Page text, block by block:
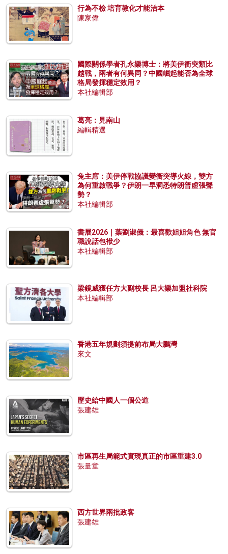
行為不檢 培育教化才能治本
陳家偉
國際關係學者孔永樂博士：將美伊衝突類比
越戰，兩者有何異同？中國崛起能否為全球
格局發揮穩定效用？
本社編輯部
葛亮：見南山
編輯精選
兔主席：美伊停戰協議變衝突導火線，雙方
為何重啟戰爭？伊朗一早洞悉特朗普虛張聲
勢？
本社編輯部
書展2026｜葉劉淑儀：最喜歡姐姐角色 無官
職說話包袱少
本社編輯部
梁鏡威獲任方大副校長 呂大樂加盟社科院
本社編輯部
香港五年規劃須提前布局大鵬灣
來文
歷史給中國人一個公道
張建雄
市區再生局範式實現真正的市區重建3.0
張量童
西方世界兩批政客
張建雄